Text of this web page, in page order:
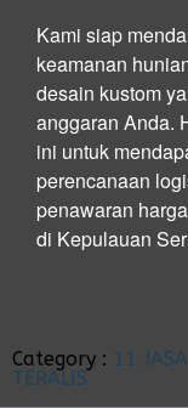
Kami siap
keamanan
desain kustom
anggaran Anda.
ini untuk
perencanaan
penawaran
di Kepulauan
Category : 11
TERALIS